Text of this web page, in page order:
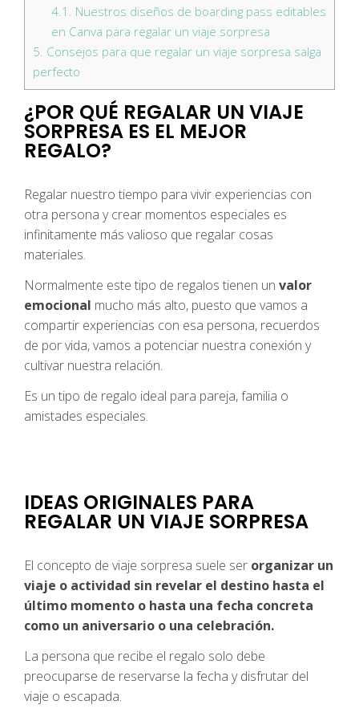
4.1.
Nuestros diseños de boarding pass editables
en Canva para regalar un viaje sorpresa
5. Consejos para que regalar un viaje sorpresa salga
perfecto
¿POR QUÉ REGALAR UN VIAJE
SORPRESA ES EL MEJOR
REGALO?
Regalar nuestro tiempo para vivir experiencias con
otra persona y crear momentos especiales es
infinitamente más valioso que regalar cosas
materiales.
Normalmente este tipo de regalos tienen un valor
emocional mucho más alto, puesto que vamos a
compartir experiencias con esa persona, recuerdos
de por vida, vamos a potenciar nuestra conexión y
cultivar nuestra relación.
Es un tipo de regalo ideal para pareja, familia o
amistades especiales.
IDEAS ORIGINALES PARA
REGALAR UN VIAJE SORPRESA
El concepto de viaje sorpresa suele ser organizar un
viaje o actividad sin revelar el destino hasta el
último momento o hasta una fecha concreta
como un aniversario o una celebración.
La persona que recibe el regalo solo debe
preocuparse de reservarse la fecha y disfrutar del
viaje o escapada.